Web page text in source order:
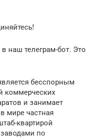
наш телеграм-бот. Это
бесспорным
коммерческих
и занимает
мире частная
квартирой
по